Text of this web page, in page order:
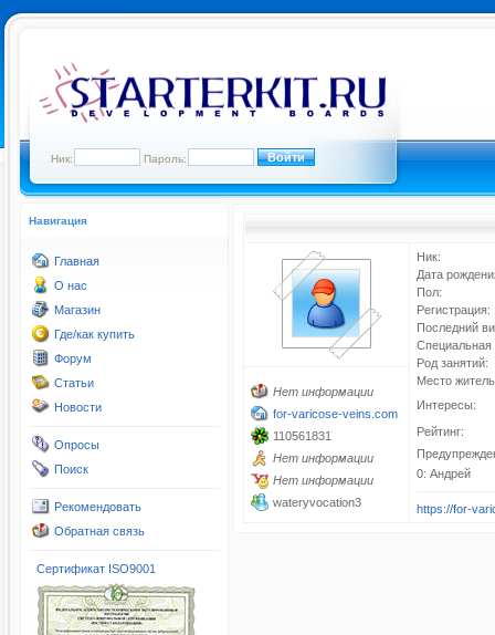
Ник: Пароль:
Навигация
Главная
О нас
Магазин
Где/как купить
Форум
Статьи
Новости
Опросы
Поиск
Рекомендовать
Обратная связь
Сертификат ISO9001
Ник:
Дата
Пол:
Регистрация:
Последний
Специальная
Род занятий:
Место
Интересы:
Рейтинг:
0: Андрей
https://for-
Нет информации
for-varicose-veins.com
110561831
Нет информации
Нет информации
wateryvocation3